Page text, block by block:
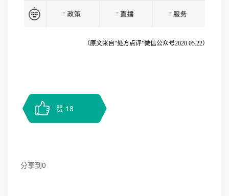
（原文来自“处方点评”微信公众号2020.05.22）
赞 18
分享到0